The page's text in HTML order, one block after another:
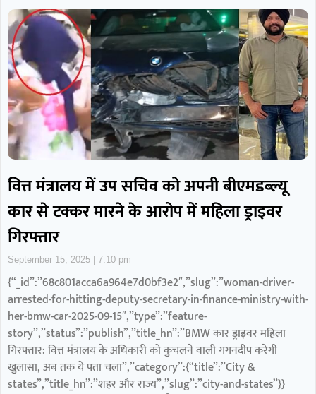
वित्त मंत्रालय में उप सचिव को अपनी बीएमडब्ल्यू
कार से टक्कर मारने के आरोप में महिला ड्राइवर
गिरफ्तार
September 15, 2025 7:10 pm
{“_id”:”68c801acca6a964e7d0bf3e2″,”slug”:”woman-driver-
arrested-for-hitting-deputy-secretary-in-finance-ministry-with-
her-bmw-car-2025-09-15″,”type”:”feature-
story”,”status”:”publish”,”title_hn”:”BMW कार ड्राइवर महिला
गिरफ्तार: वित्त मंत्रालय के अधिकारी को कुचलने वाली गगनदीप करेगी
खुलासा, अब तक ये पता चला”,”category”:{“title”:”City &
states”,”title_hn”:”शहर और राज्य”,”slug”:”city-and-states”}}